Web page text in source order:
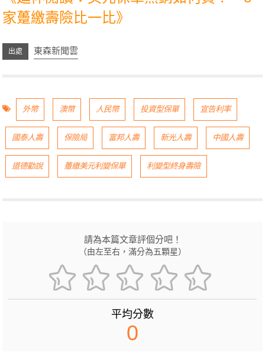
家躉繳壽險比一比》
東森新聞雲
外幣 澳幣 人民幣 投資型保單 宣告利率
國泰人壽 保險局 富邦人壽 新光人壽 中國人壽
道德勸說 躉繳美元利變保單 利變型終身壽險
請為本篇文章評個分吧！
（由左至右，滿分為五顆星）
平均分數
0